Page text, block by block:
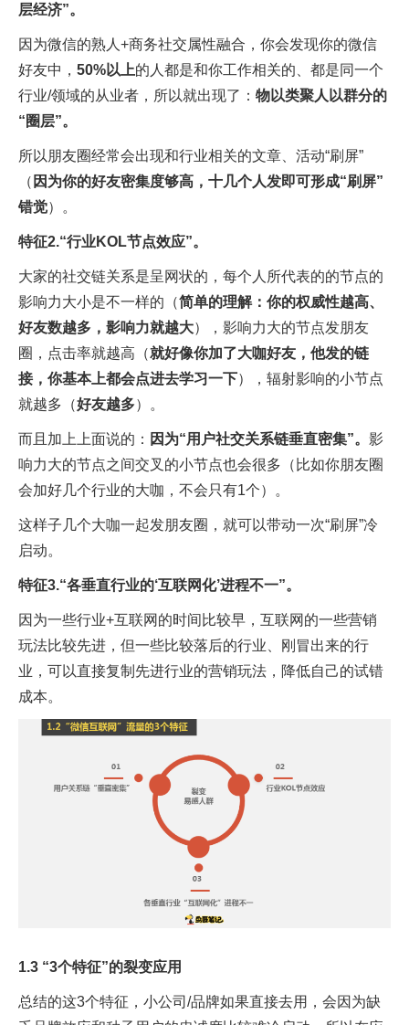
层经济”。
因为微信的熟人+商务社交属性融合，你会发现你的微信
好友中， 50%以上的人都是和你工作相关的、都是同一个
行业/领域的从业者，所以就出现了： 物以类聚人以群分的
“圈层”。
所以朋友圈经常会出现和行业相关的文章、活动“刷屏”
（ 因为你的好友密集度够高，十几个人发即可形成“刷屏”
错觉）。
特征2.“行业KOL节点效应”。
大家的社交链关系是呈网状的，每个人所代表的的节点的
影响力大小是不一样的（简单的理解：你的权威性越高、
好友数越多，影响力就越大），影响力大的节点发朋友
圈，点击率就越高（就好像你加了大咖好友，他发的链
接，你基本上都会点进去学习一下），辐射影响的小节点
就越多（好友越多）。
而且加上上面说的： 因为“用户社交关系链垂直密集”。 影
响力大的节点之间交叉的小节点也会很多（比如你朋友圈
会加好几个行业的大咖，不会只有1个）。
这样子几个大咖一起发朋友圈，就可以带动一次“刷屏”冷
启动。
特征3.“各垂直行业的‘互联网化’进程不一”。
因为一些行业+互联网的时间比较早，互联网的一些营销
玩法比较先进，但一些比较落后的行业、刚冒出来的行
业，可以直接复制先进行业的营销玩法，降低自己的试错
成本。
1.3 “3个特征”的裂变应用
总结的这3个特征，小公司/品牌如果直接去用，会因为缺